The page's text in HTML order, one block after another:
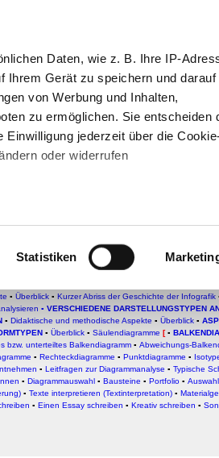
Daten, wie z. B. Ihre IP-
Ihrem Gerät zu speichern und
von Werbung und Inhalten,
zu ermöglichen. Sie entscheiden
jederzeit über die
oder widerrufen
Merkmalen (Fingerprinting)
verarbeitet werden, und legen Sie
personalisieren, Funktionen für
zu analysieren. Außerdem geben
unsere Partner für soziale Medien,
möglicherweise mit
sie im Rahmen Ihrer Nutzung der
Statistiken
-Pädagogik-
So navigiert man auf
braucht Werbung
und methodische Aspekte ▪ Texte zusammenfassen
▪ Überblick ▪ Kurzer Abriss der Geschichte der Infografik
▪ VERSCHIEDENE DARSTELLUNGSTYPEN
▪ Didaktische und methodische Aspekte ▪ Überblick ▪
▪ Überblick ▪ Säulendiagramme [▪
bzw. unterteiltes Balkendiagramm ▪ Abweichungs-
▪ Rechteckdiagramme ▪ Punktdiagramme ▪
▪ Leitfragen zur Diagrammanalyse ▪ Typische
▪ Diagrammauswahl ▪ Bausteine ▪ Portfolio ▪
▪ Texte interpretieren (Textinterpretation) ▪
▪ Einen Essay schreiben ▪ Kreativ schreiben ▪